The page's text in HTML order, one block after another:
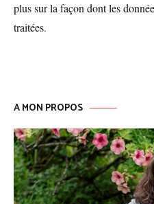
plus sur la façon dont les
traitées.
A MON PROPOS